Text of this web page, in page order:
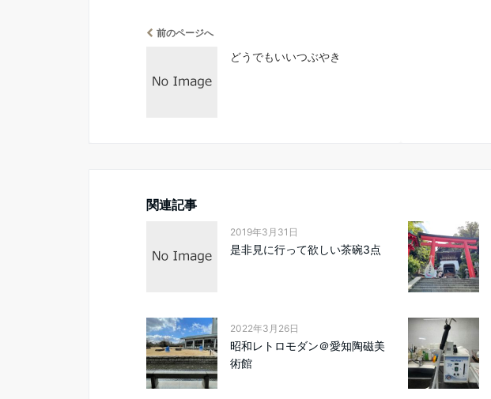
前のページへ
どうでもいいつぶやき
関連記事
2019年3月31日
是非見に行って欲しい茶碗3点
2022年3月26日
昭和レトロモダン＠愛知陶磁美
術館